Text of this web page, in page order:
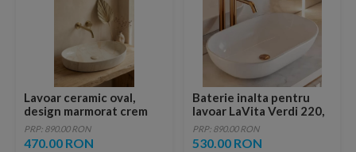
Lavoar ceramic oval,
design marmorat crem
lucios cu vene aurii,
ventil inclus
PRP: 890.00 RON
470.00 RON
Baterie inalta pentru
lavoar LaVita Verdi 220,
fara ventil, brushed
copper
PRP: 890.00 RON
530.00 RON